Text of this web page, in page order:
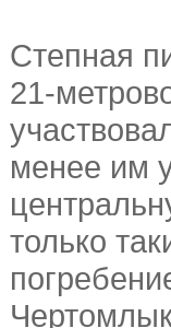
Степная
21-
менее им
только